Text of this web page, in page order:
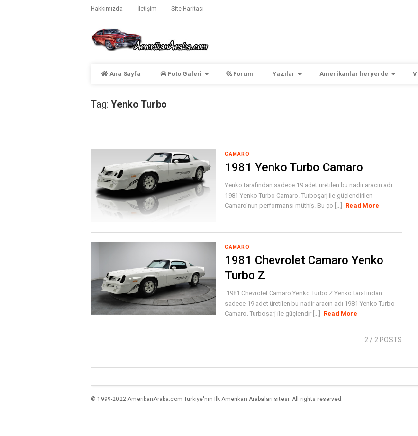
Hakkımızda İletişim Site Haritası
Ana Sayfa Foto Galeri Forum Yazılar Amerikanlar heryerde
Tag: Yenko Turbo
CAMARO
1981 Yenko Turbo Camaro
Yenko tarafından sadece 19 adet üretilen bu nadir aracın adı
1981 Yenko Turbo Camaro. Turboşarj ile güçlendirilen
Camaro'nun performansı müthiş. Bu ço [...]
Read More
CAMARO
1981 Chevrolet Camaro Yenko
Turbo Z
1981 Chevrolet Camaro Yenko Turbo Z Yenko tarafından
sadece 19 adet üretilen bu nadir aracın adı 1981 Yenko Turbo
Camaro. Turboşarj ile güçlendir [...]
Read More
2 / 2 POSTS
© 1999-2022 AmerikanAraba.com Türkiye'nin Ilk Amerikan Arabaları sitesi. All rights reserved.